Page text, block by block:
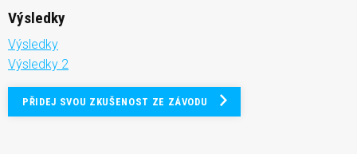
Výsledky
Výsledky
Výsledky 2
PŘIDEJ SVOU ZKUŠENOST ZE ZÁVODU